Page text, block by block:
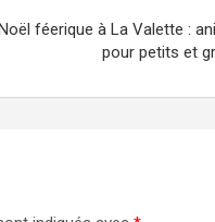
féerique à La Valette :
pour petits et